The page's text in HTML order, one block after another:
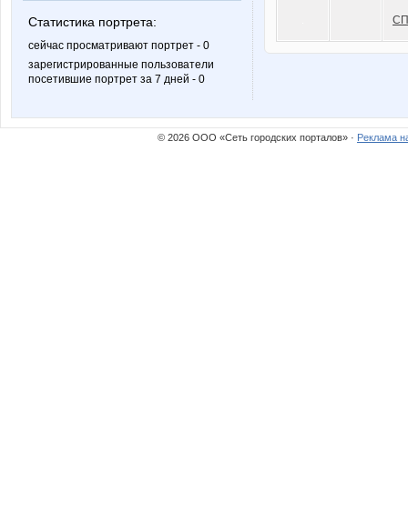
Статистика портрета:
сейчас просматривают портрет - 0
зарегистрированные пользователи
посетившие портрет за 7 дней - 0
© 2026 ООО «Сеть городских порталов» · Реклама